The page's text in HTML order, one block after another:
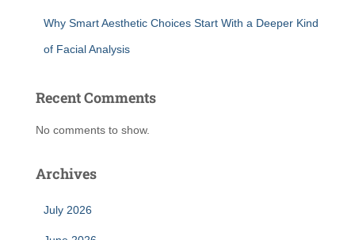
Why Smart Aesthetic Choices Start With a Deeper Kind
of Facial Analysis
Recent Comments
No comments to show.
Archives
July 2026